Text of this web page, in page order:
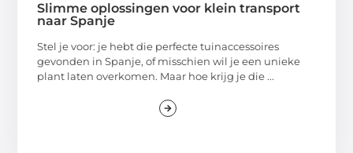
Slimme oplossingen voor klein transport
naar Spanje
Stel je voor: je hebt die perfecte tuinaccessoires
gevonden in Spanje, of misschien wil je een unieke
plant laten overkomen. Maar hoe krijg je die ...